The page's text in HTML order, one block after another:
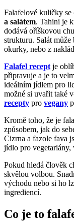
Falafelové kuličky
a salátem. Tahini je
dodává oříškovou
strukturu. Salát může
okurky, nebo z
Falafel recept je
připravuje a je to
ideálním jídlem pro
možné si uvařit také
recepty pro vegany
Kromě toho, že je
způsobem, jak do
Cizrna a fazole fava
jídlo pro vegetariány,
Pokud hledá člověk
skvělou volbou.
východu nebo si ho
ingrediencí.
Co je to